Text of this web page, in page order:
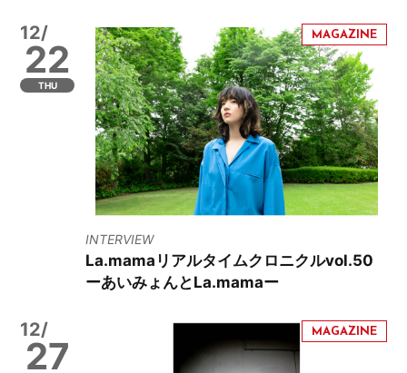
12/
22
THU
INTERVIEW
La.mamaリアルタイムクロニクルvol.50
ーあいみょんとLa.mamaー
12/
27